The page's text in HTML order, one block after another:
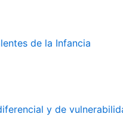
de la Infancia